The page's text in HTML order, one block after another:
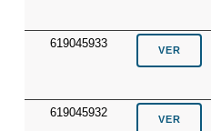
619045933
619045932